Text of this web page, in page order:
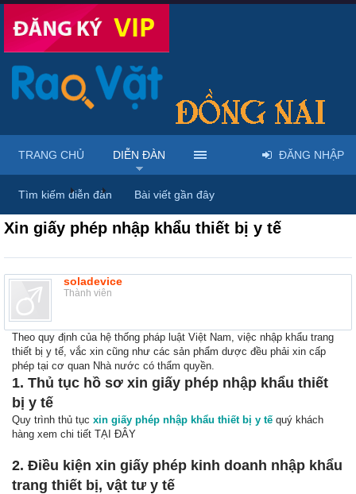
Diễn đàn ... Rao vặt tổng hợp - Uy tín - Miễn phí
Xin giấy phép nhập khẩu thiết bị y tế
soladevice
Thành viên
Theo quy định của hệ thống pháp luật Việt Nam, việc nhập khẩu trang
thiết bị y tế, vắc xin cũng như các sản phẩm dược đều phải xin cấp
phép tại cơ quan Nhà nước có thẩm quyền.
1. Thủ tục hồ sơ xin giấy phép nhập khẩu thiết
bị y tế
Quy trình thủ tục xin giấy phép nhập khẩu thiết bị y tế quý khách
hàng xem chi tiết TẠI ĐÂY
2. Điều kiện xin giấy phép kinh doanh nhập khẩu
trang thiết bị, vật tư y tế
TRANG CHỦ DIỄN ĐÀN
Tìm kiếm diễn đàn Bài viết gần đây
ĐĂNG NHẬP